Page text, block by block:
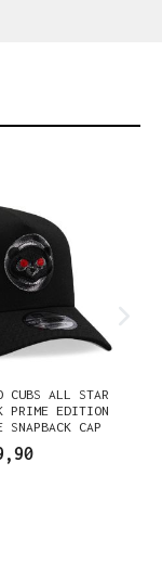
CUBS ALL STAR
PRIME EDITION
SNAPBACK CAP